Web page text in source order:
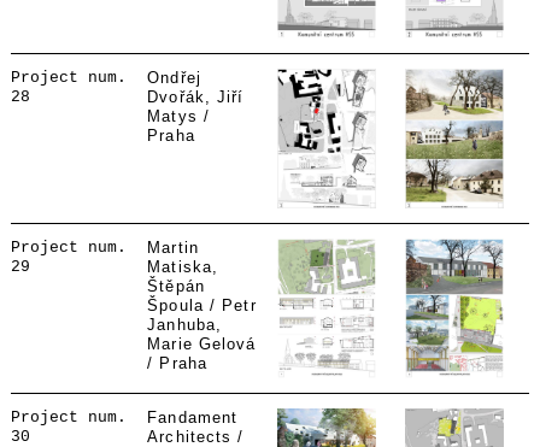
Project num.
28
Ondřej
Dvořák, Jiří
Matys /
Praha
Project num.
29
Martin
Matiska,
Štěpán
Špoula / Petr
Janhuba,
Marie Gelová
/ Praha
Project num.
30
Fandament
Architects /